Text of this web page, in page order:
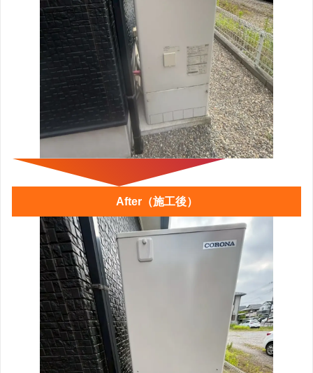
After（施工後）